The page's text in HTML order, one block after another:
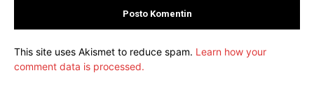
This site uses Akismet to reduce spam. Learn how your
comment data is processed.